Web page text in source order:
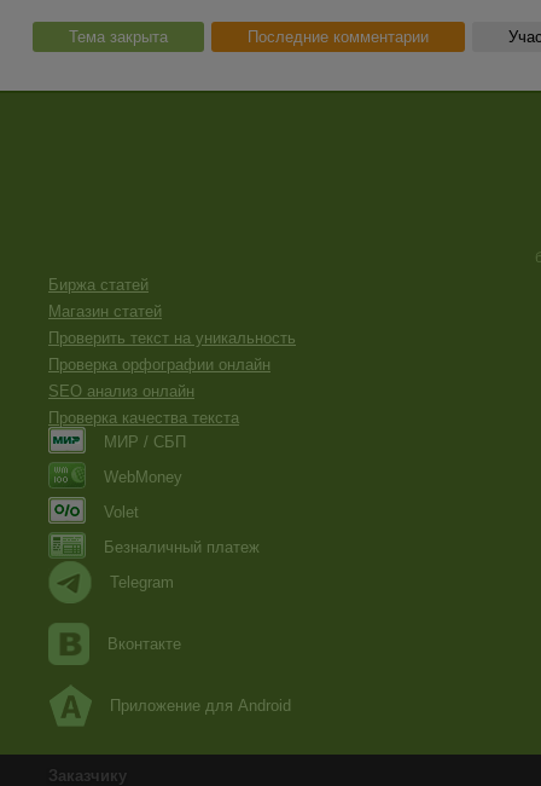
Тема закрыта Последние комментарии
Биржа статей
Магазин статей
Проверить текст на уникальность
Проверка орфографии онлайн
SEO анализ онлайн
Проверка качества текста
МИР / СБП
WebMoney
Volet
Безналичный платеж
Telegram
Вконтакте
Приложение для Android
Заказчику